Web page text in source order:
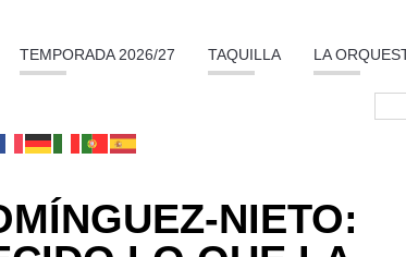
TEMPORADA 2026/27 TAQUILLA LA
NIETO: